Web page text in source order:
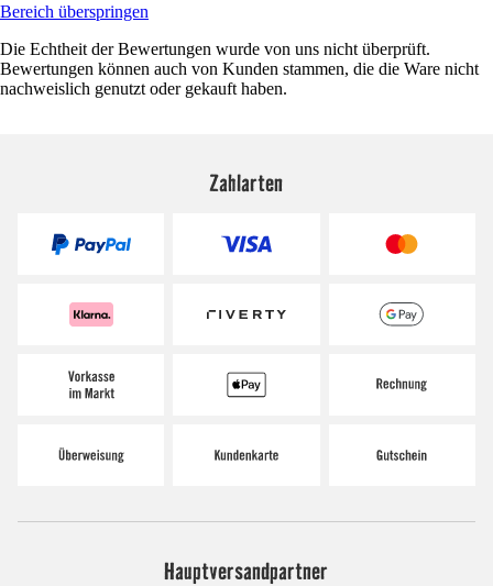
Bereich überspringen
Die Echtheit der Bewertungen wurde von uns nicht überprüft.
Bewertungen können auch von Kunden stammen, die die Ware nicht
nachweislich genutzt oder gekauft haben.
Zahlarten
Hauptversandpartner